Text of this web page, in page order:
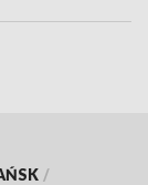
/